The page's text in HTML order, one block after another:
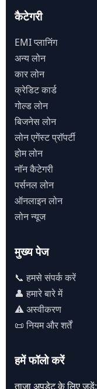
कैटेगरी
EMI प्लानिंग
अन्य लोन
कार लोन
क्रेडिट कार्ड
गोल्ड लोन
बिजनेस लोन
लोन एगेंस्ट प्राॅपर्टी
होम लोन
नाॅन कैटेगरी
पर्सनल लोन
ऑनलाइन लोन
लोन न्यूज
मुख्य पेज
📞 हमसे संपर्क करें
👤 हमारे बारे में
⚠️ अस्वीकरण
📜 नियम और शर्तें
हमें फॉलो करें
ताज़ा अपडेट के लिए जुड़ें: